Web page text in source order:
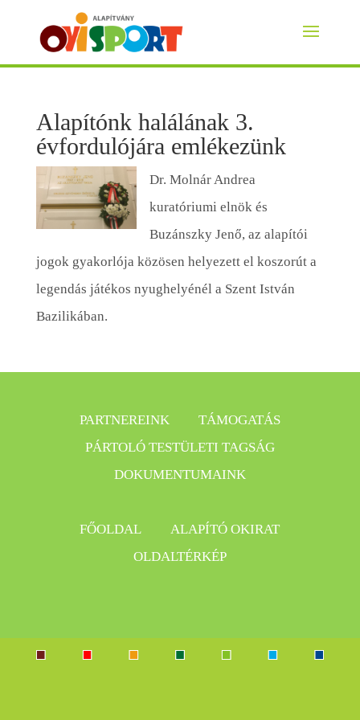
Alapítónk halálának 3.
évfordulójára emlékezünk
Dr. Molnár Andrea
kuratóriumi elnök és
Buzánszky Jenő, az alapítói
jogok gyakorlója közösen helyezett el koszorút a
legendás játékos nyughelyénél a Szent István
Bazilikában.
PARTNEREINK
TÁMOGATÁS
PÁRTOLÓ TESTÜLETI TAGSÁG
DOKUMENTUMAINK
FŐOLDAL
ALAPÍTÓ OKIRAT
OLDALTÉRKÉP